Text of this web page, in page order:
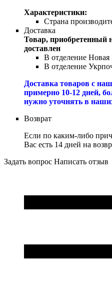
Характеристики:
Страна
Доставка
Товар, приобретенный
доставлен
В отделение Новая
В отделение
Доставка товаров с
примерно 10-12 дней,
нужно уточнять в
Возврат
Если по каким-либо
Вас есть 14 дней на
Задать вопрос Написать отзыв